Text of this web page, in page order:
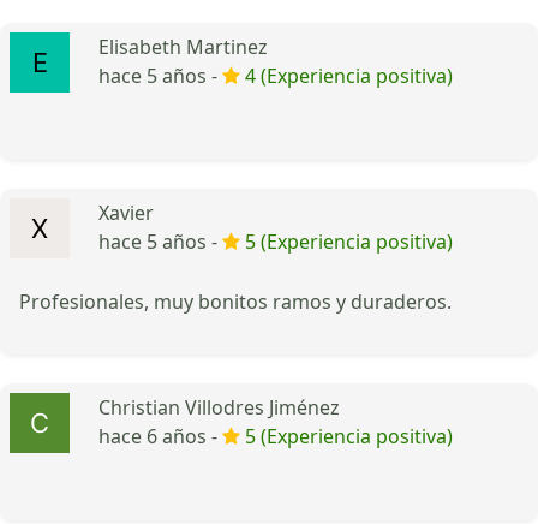
Elisabeth Martinez
hace 5 años -
4 (Experiencia positiva)
Xavier
hace 5 años -
5 (Experiencia positiva)
Profesionales, muy bonitos ramos y duraderos.
Christian Villodres Jiménez
hace 6 años -
5 (Experiencia positiva)